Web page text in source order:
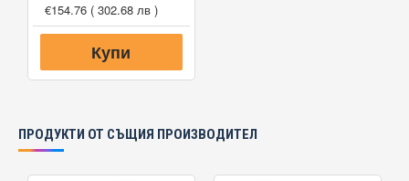
€154.76 ( 302.68 лв )
Купи
ПРОДУКТИ ОТ СЪЩИЯ ПРОИЗВОДИТЕЛ